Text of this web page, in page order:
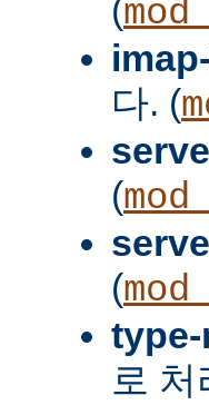
(
다. (
(
(
로